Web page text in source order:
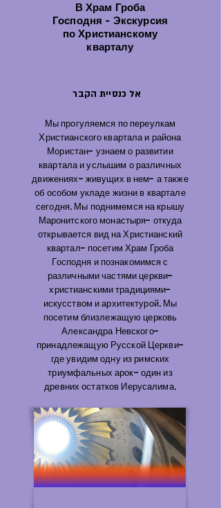
В Храм Гроба
Господня - Экскурсия
по Христианскому
кварталу
אל כנסיית הקבר
Мы прогуляемся по переулкам
Христианского квартала и района
Мористан- узнаем о развитии
квартала и услышим о различных
движениях- живущих в нем- а также
об особом укладе жизни в квартале
сегодня. Мы поднимемся на крышу
Маронитского монастыря- откуда
открывается вид на Христианский
квартал- посетим Храм Гроба
Господня и познакомимся с
различными частями церкви-
христианскими традициями-
искусством и архитектурой. Мы
посетим близлежащую церковь
Александра Невского-
принадлежащую Русской Церкви-
где увидим одну из римских
триумфальных арок- один из
древних остатков Иерусалима.